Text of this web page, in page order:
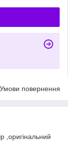
Умови повернення
,оригінальний